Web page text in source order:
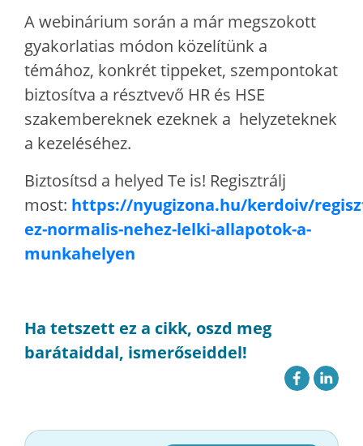
A webinárium során a már megszokott
gyakorlatias módon közelítünk a
témához, konkrét tippeket, szempontokat
biztosítva a résztvevő HR és HSE
szakembereknek ezeknek a helyzeteknek
a kezeléséhez.
Biztosítsd a helyed Te is! Regisztrálj
most: https://nyugizona.hu/kerdoiv/
ez-normalis-nehez-lelki-allapotok-a-
munkahelyen
Ha tetszett ez a cikk, oszd meg
barátaiddal, ismerőseiddel!